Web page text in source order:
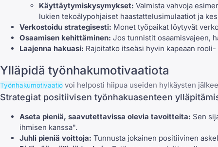
Käyttäytymiskysymykset: Valmista vahvoja
lukien tekoälypohjaiset haastattelusimulaatiot ja
Verkostoidu strategisesti: Monet työpaikat löytyvät
Osaamisen kehittäminen: Jos tunnistit osaamisvajeen,
Laajenna hakuasi: Rajoitatko itseäsi hyvin kapeaan
Ylläpidä työnhakumotivaatiota
Työnhakumotivaatio voi helposti hiipua useiden hylkäysten
Strategiat positiivisen työnhakuasenteen
Aseta pieniä, saavutettavissa olevia tavoitteita: Sen
ihmisen kanssa".
Juhli pieniä voittoja: Tunnusta jokainen positiivinen